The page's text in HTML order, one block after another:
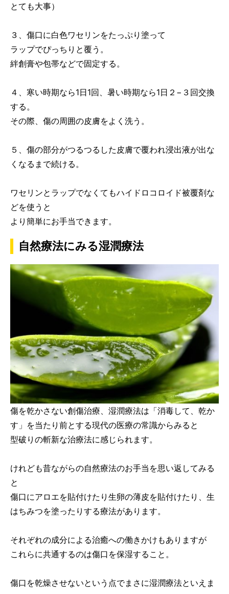
とても大事）
３、傷口に白色ワセリンをたっぷり塗って
ラップでぴっちりと覆う。
絆創膏や包帯などで固定する。
４、寒い時期なら1日1回、暑い時期なら1日２−３回交換
する。
その際、傷の周囲の皮膚をよく洗う。
５、傷の部分がつるつるした皮膚で覆われ浸出液が出な
くなるまで続ける。
ワセリンとラップでなくてもハイドロコロイド被覆剤な
どを使うと
より簡単にお手当できます。
自然療法にみる湿潤療法
傷を乾かさない創傷治療、湿潤療法は「消毒して、乾か
す」を当たり前とする現代の医療の常識からみると
型破りの斬新な治療法に感じられます。
けれども昔ながらの自然療法のお手当を思い返してみる
と
傷口にアロエを貼付けたり生卵の薄皮を貼付けたり、生
はちみつを塗ったりする療法があります。
それぞれの成分による治癒への働きかけもありますが
これらに共通するのは傷口を保湿すること。
傷口を乾燥させないという点でまさに湿潤療法といえま